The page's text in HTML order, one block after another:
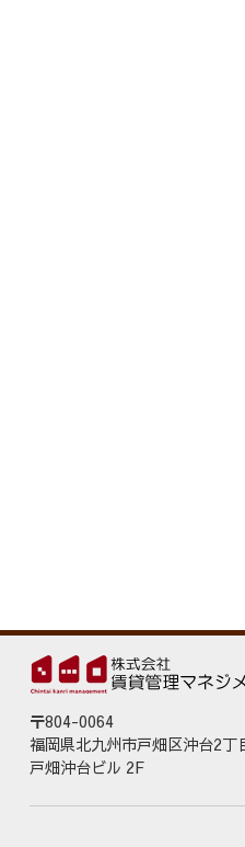
〒804-0064
福岡県北九州市戸畑区沖台2丁
戸畑沖台ビル 2F